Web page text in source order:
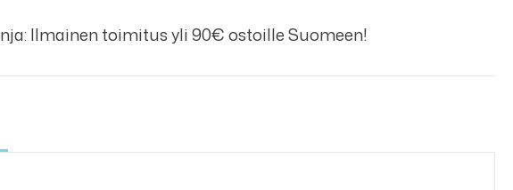
Ilmainen toimitus yli 90€ ostoille Suomeen!